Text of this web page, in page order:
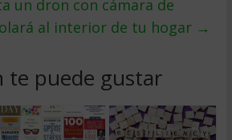
un dron con cámara de
al interior de tu hogar →
te puede gustar